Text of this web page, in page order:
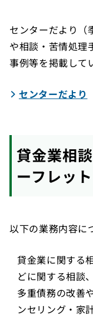
センターだより（
や相談・苦情処理
事例等を掲載して
センターだより
貸金業相
ーフレット
以下の業務内容に
貸金業に関する
どに関する相談
多重債務の改善
ンセリング・家